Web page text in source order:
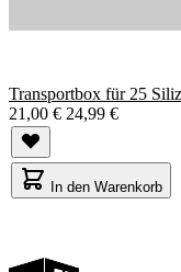
Transportbox für 25
21,00 € 24,99 €
In den Warenkorb